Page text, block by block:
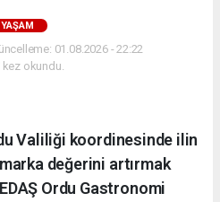
YAŞAM
01.08.2026 - 22:22
kez okundu.
Valiliği koordinesinde ilin
değerini artırmak
Ordu Gastronomi